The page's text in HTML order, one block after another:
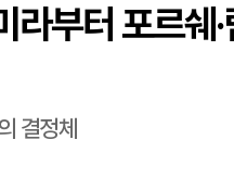
부터 포르쉐
결정체